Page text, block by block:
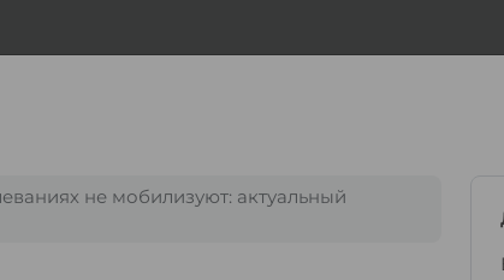
не мобилизуют: актуальный